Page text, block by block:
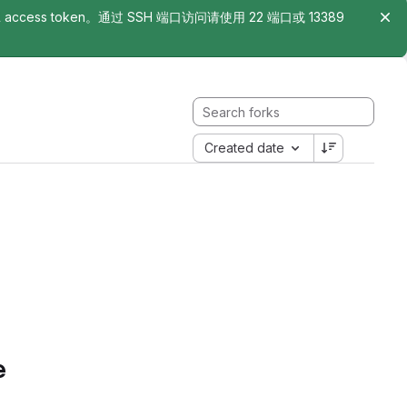
token。通过 SSH 端口访问请使用 22 端口或 13389
Created date